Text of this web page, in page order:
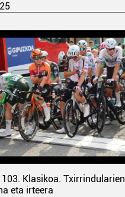
Klasikoa. Txirrindularien
eta irteera